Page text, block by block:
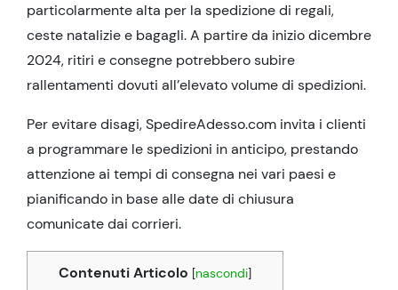
particolarmente alta per la spedizione di regali,
ceste natalizie e bagagli. A partire da inizio dicembre
2024, ritiri e consegne potrebbero subire
rallentamenti dovuti all’elevato volume di spedizioni.
Per evitare disagi, SpedireAdesso.com invita i clienti
a programmare le spedizioni in anticipo, prestando
attenzione ai tempi di consegna nei vari paesi e
pianificando in base alle date di chiusura
comunicate dai corrieri.
Contenuti Articolo [nascondi]